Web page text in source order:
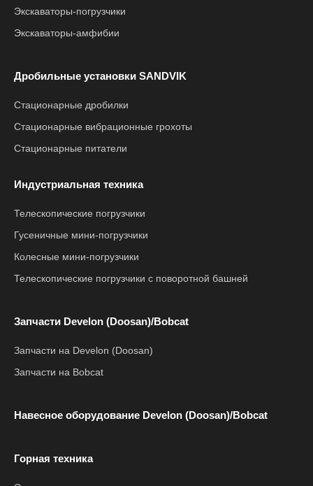
Экскаваторы-погрузчики
Экскаваторы-амфибии
Дробильные установки SANDVIK
Стационарные дробилки
Стационарные вибрационные грохоты
Стационарные питатели
Индустриальная техника
Телескопические погрузчики
Гусеничные мини-погрузчики
Колесные мини-погрузчики
Телескопические погрузчики с поворотной башней
Запчасти Develon (Doosan)/Bobcat
Запчасти на Develon (Doosan)
Запчасти на Bobcat
Навесное оборудование Develon (Doosan)/Bobcat
Горная техника